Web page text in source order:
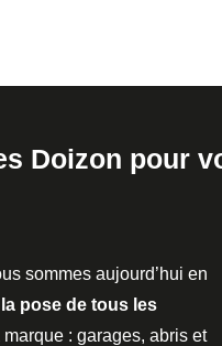
Doizon pour
sommes aujourd’hui en
pose de tous les
: garages, abris et